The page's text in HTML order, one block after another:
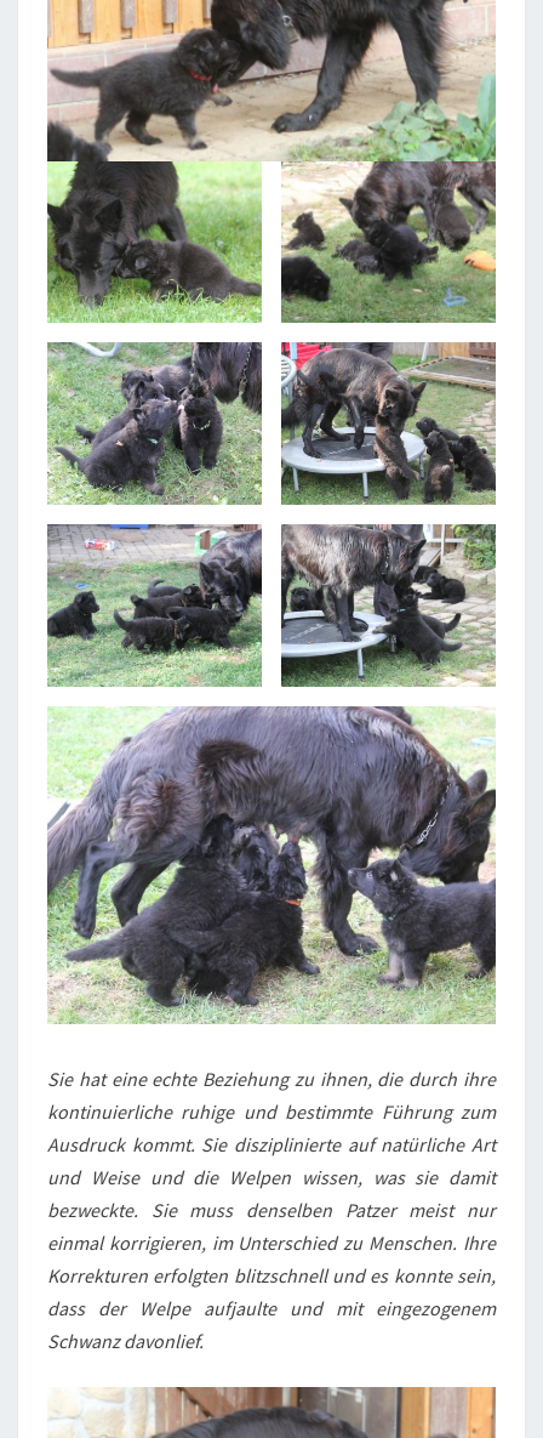
Sie hat eine echte Beziehung zu ihnen, die durch ihre
kontinuierliche ruhige und bestimmte Führung zum
Ausdruck kommt. Sie disziplinierte auf natürliche Art
und Weise und die Welpen wissen, was sie damit
bezweckte. Sie muss denselben Patzer meist nur
einmal korrigieren, im Unterschied zu Menschen. Ihre
Korrekturen erfolgten blitzschnell und es konnte sein,
dass der Welpe aufjaulte und mit eingezogenem
Schwanz davonlief.